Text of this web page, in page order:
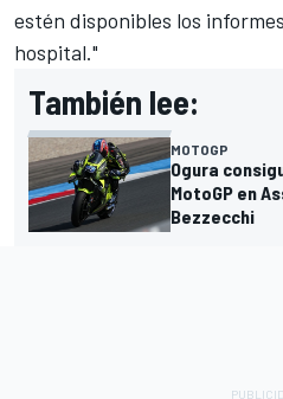
estén disponibles los
hospital."
También lee:
MOTOGP
Ogura
MotoGP en
Bezzecchi